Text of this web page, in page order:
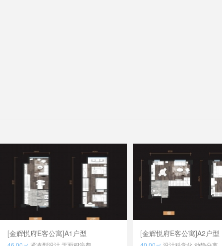
[金辉悦府E客公寓]A1户型 [金辉悦府E客公寓]A2户型